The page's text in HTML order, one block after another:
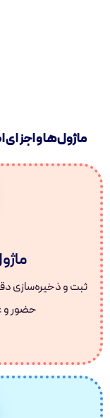
ماژول‌ها و اجزای
ثبت و ذخیره‌سازی
حضور و